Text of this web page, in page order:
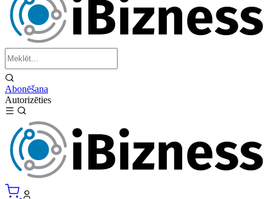
Abonēšana
Autorizēties